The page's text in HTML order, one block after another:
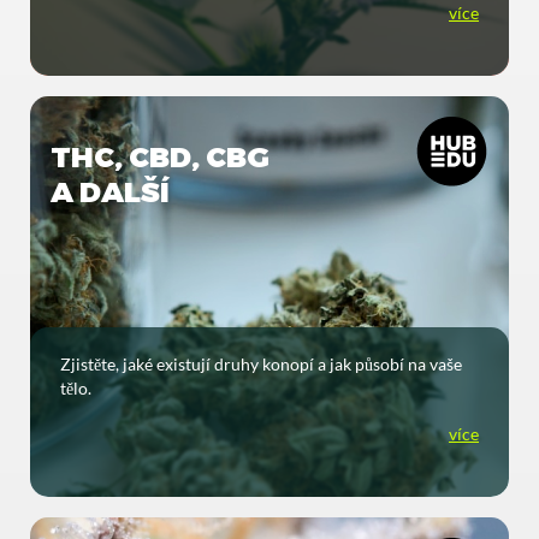
více
THC, CBD, CBG
A DALŠÍ
Zjistěte, jaké existují druhy konopí a jak působí na vaše
tělo.
více